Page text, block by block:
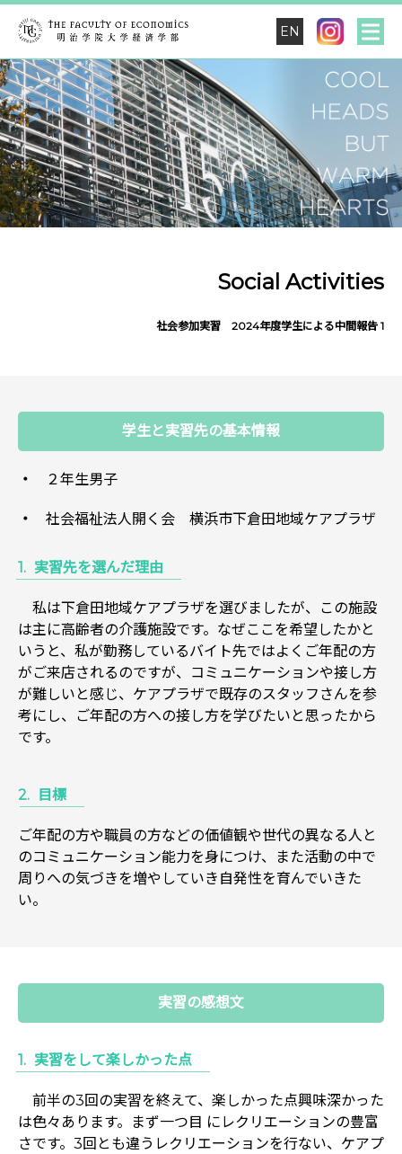
EN
Social Activities
社会参加実習 2024年度学生による中間報告 1
学生と実習先の基本情報
２年生男子
社会福祉法人開く会 横浜市下倉田地域ケアプラザ
実習先を選んだ理由
私は下倉田地域ケアプラザを選びましたが、この施設
は主に高齢者の介護施設です。なぜここを希望したかと
いうと、私が勤務しているバイト先ではよくご年配の方
がご来店されるのですが、コミュニケーションや接し方
が難しいと感じ、ケアプラザで既存のスタッフさんを参
考にし、ご年配の方への接し方を学びたいと思ったから
です。
目標
ご年配の方や職員の方などの価値観や世代の異なる人と
のコミュニケーション能力を身につけ、また活動の中で
周りへの気づきを増やしていき自発性を育んでいきた
い。
実習の感想文
実習をして楽しかった点
前半の3回の実習を終えて、楽しかった点興味深かった
は色々あります。まず一つ目 にレクリエーションの豊富
さです。3回とも違うレクリエーションを行ない、ケアプ